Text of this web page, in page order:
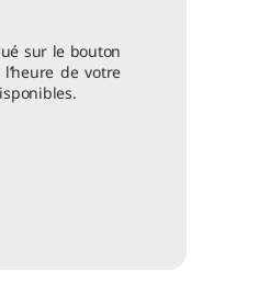
sur le bouton
de votre